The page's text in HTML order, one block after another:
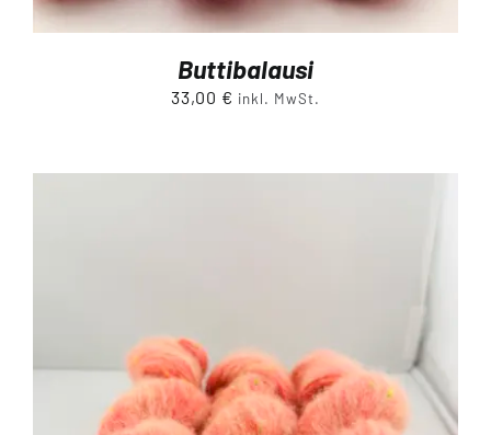
Buttibalausi
33,00 € inkl. MwSt.